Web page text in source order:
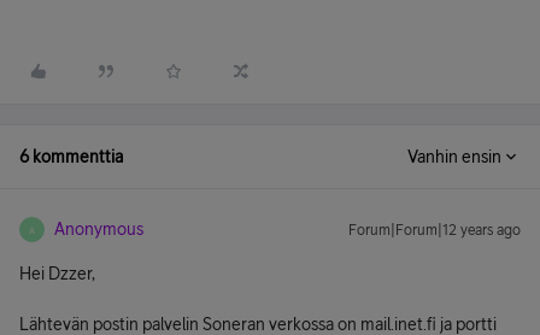
6 kommenttia Vanhin ensin
A Anonymous Forum|Forum|12 years ago
Hei Dzzer,
Lähtevän postin palvelin Soneran verkossa on mail.inet.fi ja portti